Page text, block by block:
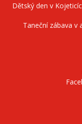
Dětský den v
Taneční zábava v